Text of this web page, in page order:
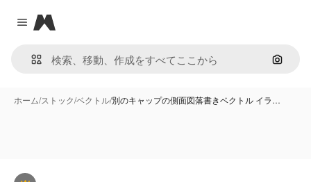
Close menu
Magnific
画像で
ホーム/ストック/ベクトル/別のキャップの側面図落書きベクトル イラ…